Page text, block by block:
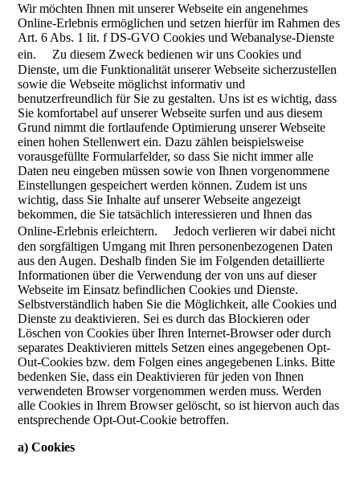
Wir möchten Ihnen mit unserer Webseite ein angenehmes
Online-Erlebnis ermöglichen und setzen hierfür im Rahmen des
Art. 6 Abs. 1 lit. f DS-GVO Cookies und Webanalyse-Dienste
ein. Zu diesem Zweck bedienen wir uns Cookies und
Dienste, um die Funktionalität unserer Webseite sicherzustellen
sowie die Webseite möglichst informativ und
benutzerfreundlich für Sie zu gestalten. Uns ist es wichtig, dass
Sie komfortabel auf unserer Webseite surfen und aus diesem
Grund nimmt die fortlaufende Optimierung unserer Webseite
einen hohen Stellenwert ein. Dazu zählen beispielsweise
vorausgefüllte Formularfelder, so dass Sie nicht immer alle
Daten neu eingeben müssen sowie von Ihnen vorgenommene
Einstellungen gespeichert werden können. Zudem ist uns
wichtig, dass Sie Inhalte auf unserer Webseite angezeigt
bekommen, die Sie tatsächlich interessieren und Ihnen das
Online-Erlebnis erleichtern. Jedoch verlieren wir dabei nicht
den sorgfältigen Umgang mit Ihren personenbezogenen Daten
aus den Augen. Deshalb finden Sie im Folgenden detaillierte
Informationen über die Verwendung der von uns auf dieser
Webseite im Einsatz befindlichen Cookies und Dienste.
Selbstverständlich haben Sie die Möglichkeit, alle Cookies und
Dienste zu deaktivieren. Sei es durch das Blockieren oder
Löschen von Cookies über Ihren Internet-Browser oder durch
separates Deaktivieren mittels Setzen eines angegebenen Opt-
Out-Cookies bzw. dem Folgen eines angegebenen Links. Bitte
bedenken Sie, dass ein Deaktivieren für jeden von Ihnen
verwendeten Browser vorgenommen werden muss. Werden
alle Cookies in Ihrem Browser gelöscht, so ist hiervon auch das
entsprechende Opt-Out-Cookie betroffen.
a) Cookies